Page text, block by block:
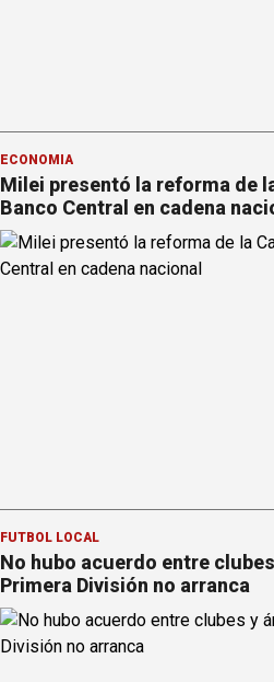
ECONOMÍA
Milei presentó la reforma de
Banco Central en cadena
FÚTBOL LOCAL
No hubo acuerdo entre
Primera División no arranca